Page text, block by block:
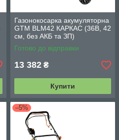
Газонокосарка акумуляторна
GTM BLM42 КАРКАС (36В, 42
см, без АКБ та ЗП)
Готово до відправки
13 382 ₴
Купити
–5%